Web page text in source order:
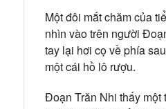
Một đôi mắt chăm của
nhìn vào trên người
tay lại hơi cọ về phía
một cái hồ lô rượu.
Đoạn Trăn Nhi thấy một